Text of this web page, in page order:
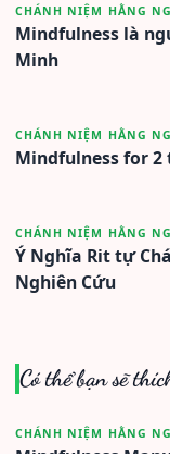
CHÁNH NIỆM HẰNG
Mindfulness là
Minh
CHÁNH NIỆM HẰNG
Mindfulness for 2
CHÁNH NIỆM HẰNG
Ý Nghĩa Rit tự
Nghiên Cứu
Có thể bạn sẽ
CHÁNH NIỆM HẰNG